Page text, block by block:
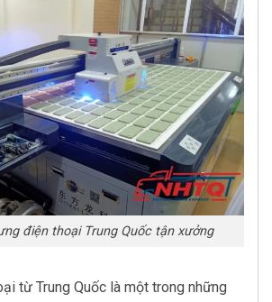
điện thoại Trung Quốc tận xưởng
từ Trung Quốc là một trong những